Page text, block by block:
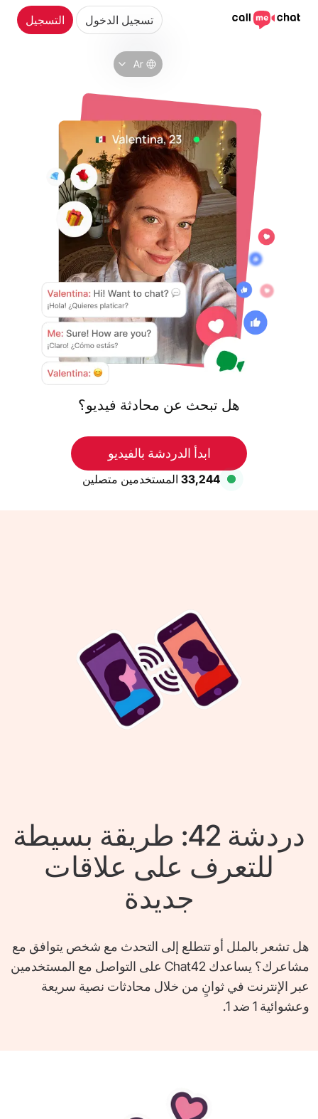
Ar
تسجيل الدخول التسجيل
هل تبحث عن محادثة فيديو؟
ابدأ الدردشة بالفيديو
33,244 المستخدمين متصلين
دردشة 42: طريقة بسيطة
للتعرف على علاقات
جديدة
هل تشعر بالملل أو تتطلع إلى التحدث مع شخص يتوافق مع
مشاعرك؟ يساعدك Chat42 على التواصل مع المستخدمين
عبر الإنترنت في ثوانٍ من خلال محادثات نصية سريعة
وعشوائية 1 ضد 1.